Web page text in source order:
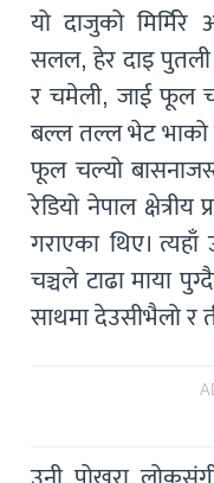
यो दाजुको
सलल, हेर दाइ
र चमेली, जाई फूल
बल्ल तल्ल भेट भाको
फूल चल्यो
रेडियो नेपाल
गराएका थिए।
चञ्चले टाढा माया
साथमा देउसीभैलो र